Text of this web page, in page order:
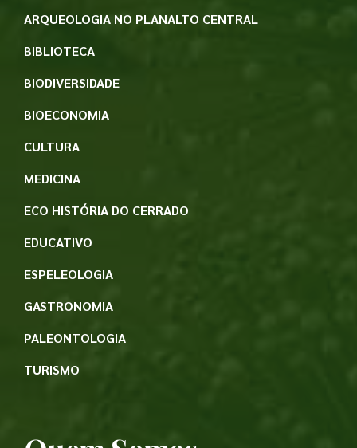
ARQUEOLOGIA NO PLANALTO CENTRAL
BIBLIOTECA
BIODIVERSIDADE
BIOECONOMIA
CULTURA
MEDICINA
ECO HISTÓRIA DO CERRADO
EDUCATIVO
ESPELEOLOGIA
GASTRONOMIA
PALEONTOLOGIA
TURISMO